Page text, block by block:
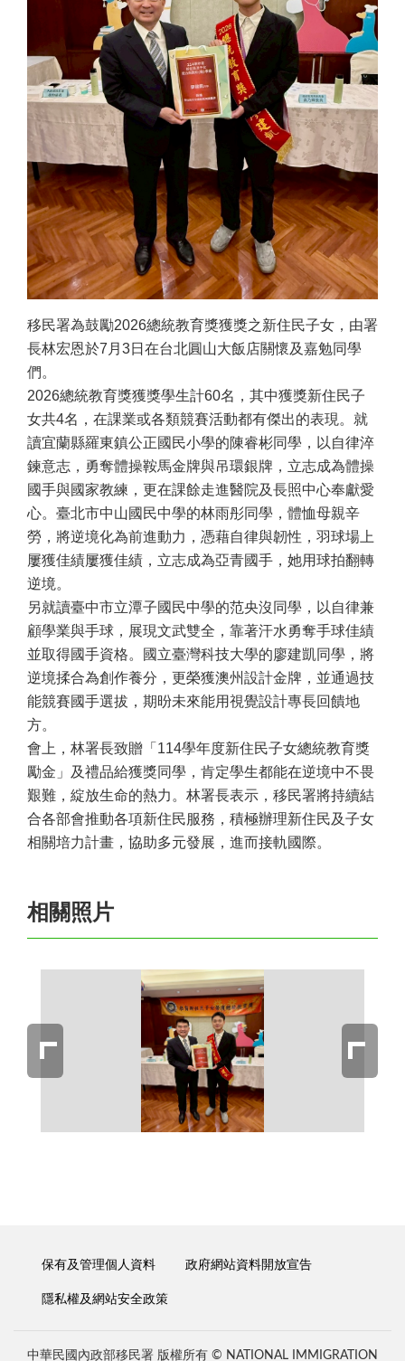
移民署為鼓勵2026總統教育獎獲獎之新住民子女，由署
長林宏恩於7月3日在台北圓山大飯店關懷及嘉勉同學
們。
2026總統教育獎獲獎學生計60名，其中獲獎新住民子
女共4名，在課業或各類競賽活動都有傑出的表現。就
讀宜蘭縣羅東鎮公正國民小學的陳睿彬同學，以自律淬
鍊意志，勇奪體操鞍馬金牌與吊環銀牌，立志成為體操
國手與國家教練，更在課餘走進醫院及長照中心奉獻愛
心。臺北市中山國民中學的林雨彤同學，體恤母親辛
勞，將逆境化為前進動力，憑藉自律與韌性，羽球場上
屢獲佳績屢獲佳績，立志成為亞青國手，她用球拍翻轉
逆境。
另就讀臺中市立潭子國民中學的范央沒同學，以自律兼
顧學業與手球，展現文武雙全，靠著汗水勇奪手球佳績
並取得國手資格。國立臺灣科技大學的廖建凱同學，將
逆境揉合為創作養分，更榮獲澳州設計金牌，並通過技
能競賽國手選拔，期昐未來能用視覺設計專長回饋地
方。
會上，林署長致贈「114學年度新住民子女總統教育獎
勵金」及禮品給獲獎同學，肯定學生都能在逆境中不畏
艱難，綻放生命的熱力。林署長表示，移民署將持續結
合各部會推動各項新住民服務，積極辦理新住民及子女
相關培力計畫，協助多元發展，進而接軌國際。
相關照片
保有及管理個人資料 政府網站資料開放宣告
隱私權及網站安全政策
中華民國內政部移民署 版權所有 © NATIONAL IMMIGRATION